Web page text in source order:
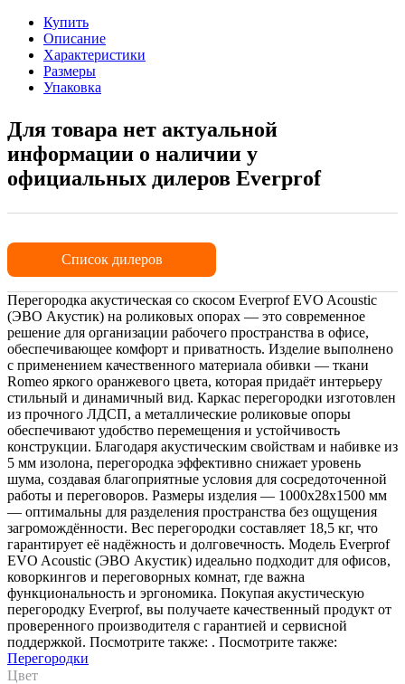
Купить
Описание
Характеристики
Размеры
Упаковка
Для товара нет актуальной
информации о наличии у
официальных дилеров Everprof
Список дилеров
Перегородка акустическая со скосом Everprof EVO Acoustic
(ЭВО Акустик) на роликовых опорах — это современное
решение для организации рабочего пространства в офисе,
обеспечивающее комфорт и приватность. Изделие выполнено
с применением качественного материала обивки — ткани
Romeo яркого оранжевого цвета, которая придаёт интерьеру
стильный и динамичный вид. Каркас перегородки изготовлен
из прочного ЛДСП, а металлические роликовые опоры
обеспечивают удобство перемещения и устойчивость
конструкции. Благодаря акустическим свойствам и набивке из
5 мм изолона, перегородка эффективно снижает уровень
шума, создавая благоприятные условия для сосредоточенной
работы и переговоров. Размеры изделия — 1000х28х1500 мм
— оптимальны для разделения пространства без ощущения
загромождённости. Вес перегородки составляет 18,5 кг, что
гарантирует её надёжность и долговечность. Модель Everprof
EVO Acoustic (ЭВО Акустик) идеально подходит для офисов,
коворкингов и переговорных комнат, где важна
функциональность и эргономика. Покупая акустическую
перегородку Everprof, вы получаете качественный продукт от
проверенного производителя с гарантией и сервисной
поддержкой. Посмотрите также: . Посмотрите также:
Перегородки
Цвет